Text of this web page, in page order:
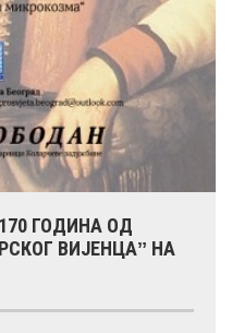
ГОДИНА ОД
ВИЈЕНЦАˮ НА